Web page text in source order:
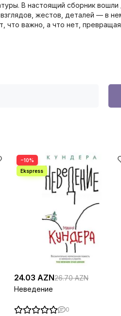
В настоящий сборник
жестов, деталей — в
что важно, а что нет,
−10%
24.03 AZN26.70 AZN
Неведение
0